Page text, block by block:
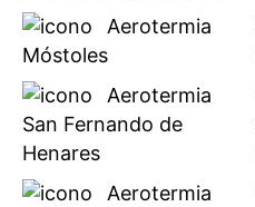
Aerotermia
Móstoles
Aerotermia
San Fernando de
Henares
Aerotermia